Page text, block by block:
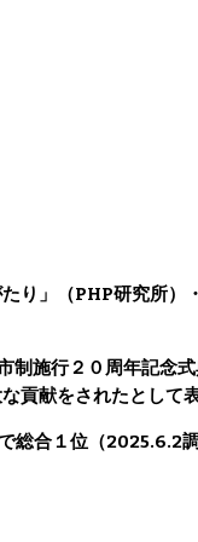
」（PHP研究所）
施行２０周年記念
貢献をされたとして
総合１位（2025.6.2